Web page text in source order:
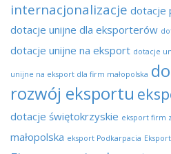
internacjonalizacje dotacje
dotacje unijne dla eksporterów
dotacje unijne na eksport dotacje
unijne na eksport dla firm małopolska
rozwój eksportu
dotacje świętokrzyskie eksport firm
małopolska eksport Podkarpacia